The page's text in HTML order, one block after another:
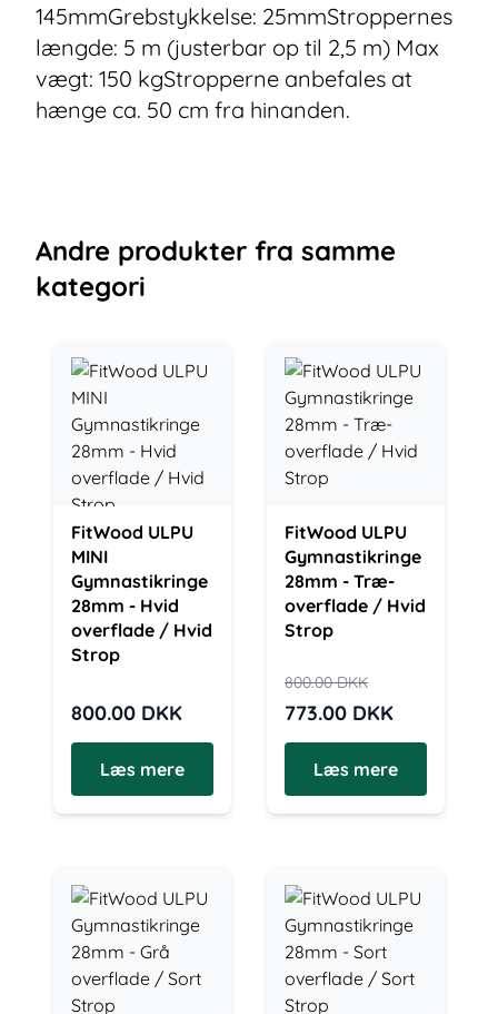
145mmGrebstykkelse: 25mmStroppernes
længde: 5 m (justerbar op til 2,5 m) Max
vægt: 150 kgStropperne anbefales at
hænge ca. 50 cm fra hinanden.
Andre produkter fra samme
kategori
FitWood ULPU
MINI
Gymnastikringe
28mm - Hvid
overflade / Hvid
Strop
800.00 DKK
Læs mere
FitWood ULPU
Gymnastikringe
28mm - Træ-
overflade / Hvid
Strop
800.00DKK
773.00 DKK
Læs mere